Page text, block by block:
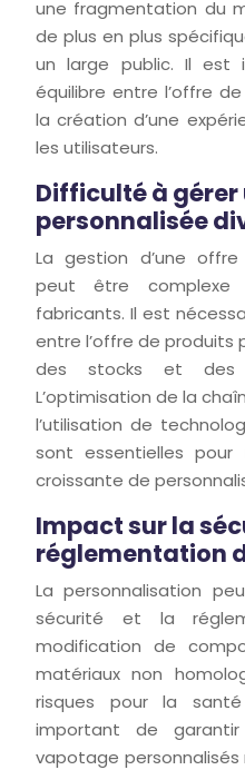
une fragmentation du
de plus en plus
un large public. Il est
équilibre entre l’offre
la création d’une
les utilisateurs.
Difficulté à
personnalisée
La gestion d’une offre
peut être
fabricants. Il est
entre l’offre de produits
des stocks et des
L’optimisation de la
l’utilisation de
sont essentielles
croissante de
Impact sur la
réglementation
La personnalisation
sécurité et la
modification de
matériaux non
risques pour la
important de
vapotage